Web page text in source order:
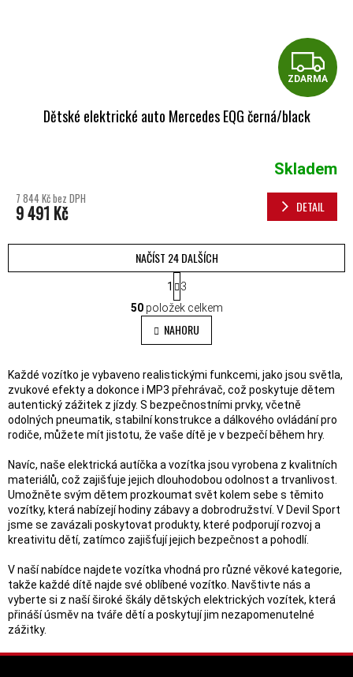
ZDARMA
Dětské elektrické auto Mercedes EQG černá/black
Skladem
7 844 Kč bez DPH
9 491 Kč DETAIL
OVLÁDACÍ PRVKY VÝPISU
NAČÍST 24 DALŠÍCH
STRÁNKOVÁNÍ
1
3
50položek celkem
NAHORU
Každé vozítko je vybaveno realistickými funkcemi, jako jsou světla,
zvukové efekty a dokonce i MP3 přehrávač, což poskytuje dětem
autentický zážitek z jízdy. S bezpečnostními prvky, včetně
odolných pneumatik, stabilní konstrukce a dálkového ovládání pro
rodiče, můžete mít jistotu, že vaše dítě je v bezpečí během hry.
Navíc, naše elektrická autíčka a vozítka jsou vyrobena z kvalitních
materiálů, což zajišťuje jejich dlouhodobou odolnost a trvanlivost.
Umožněte svým dětem prozkoumat svět kolem sebe s těmito
vozítky, která nabízejí hodiny zábavy a dobrodružství. V Devil Sport
jsme se zavázali poskytovat produkty, které podporují rozvoj a
kreativitu dětí, zatímco zajišťují jejich bezpečnost a pohodlí.
V naší nabídce najdete vozítka vhodná pro různé věkové kategorie,
takže každé dítě najde své oblíbené vozítko. Navštivte nás a
vyberte si z naší široké škály dětských elektrických vozítek, která
přináší úsměv na tváře dětí a poskytují jim nezapomenutelné
zážitky.
ZÁPATÍ